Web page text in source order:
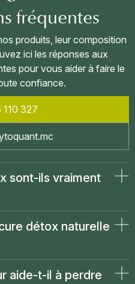
fréquentes
produits, leur composition
ici les réponses aux
pour vous aider à faire le
confiance.
327
sont-ils vraiment
détox naturelle
aide-t-il à perdre